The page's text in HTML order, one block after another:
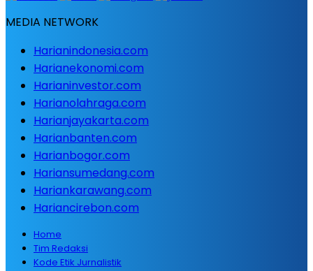
MEDIA NETWORK
Harianindonesia.com
Harianekonomi.com
Harianinvestor.com
Harianolahraga.com
Harianjayakarta.com
Harianbanten.com
Harianbogor.com
Hariansumedang.com
Hariankarawang.com
Hariancirebon.com
Home
Tim Redaksi
Kode Etik Jurnalistik